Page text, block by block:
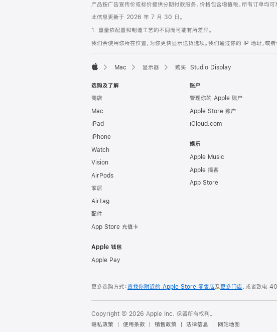
产品按广告宣传价或标价提供分期付款服务。价格包含增值税。所有订单均可
此信息更新于 2026 年 7 月 30 日。
1. 重量依配置和制造工艺的不同而可能有所差异。
我们会使用你所在位置，为你更快显示送货选项。我们通过你的 IP 地址，或
Mac 显示器 购买 Studio Display
选购及了解
商店
Mac
iPad
iPhone
Watch
Vision
AirPods
家居
AirTag
配件
App Store 充值卡
Apple 钱包
Apple Pay
账户
管理你的 Apple 账户
Apple Store 账户
iCloud.com
娱乐
Apple Music
Apple 播客
App Store
更多选购方式：查找你附近的 Apple Store 零售店及更多门店，或者致电
Copyright © 2026 Apple Inc. 保留所有权利。
隐私政策
使用条款 销售政策 法律信息 网站地图